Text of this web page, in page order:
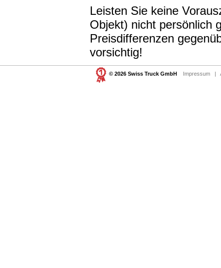
Leisten Sie keine
Objekt) nicht persönlich
Preisdifferenzen
vorsichtig!
© 2026 Swiss Truck GmbH Impressum |